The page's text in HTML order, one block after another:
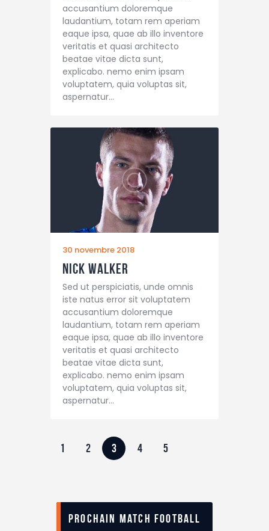
accusantium doloremque
laudantium, totam rem aperiam
eaque ipsa, quae ab illo inventore
veritatis et quasi architecto
beatae vitae dicta sunt,
explicabo. nemo enim ipsam
voluptatem, quia voluptas sit,
aspernatur…
30 novembre 2018
Nick Walker
Sed ut perspiciatis, unde omnis
iste natus error sit voluptatem
accusantium doloremque
laudantium, totam rem aperiam
eaque ipsa, quae ab illo inventore
veritatis et quasi architecto
beatae vitae dicta sunt,
explicabo. nemo enim ipsam
voluptatem, quia voluptas sit,
aspernatur…
1 2 3 4 5
Prochain match football